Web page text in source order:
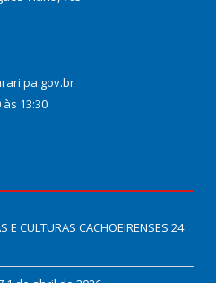
13:30
E CULTURAS CACHOEIRENSES 24